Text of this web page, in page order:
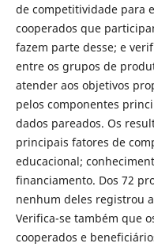
de competitividade para
cooperados que
fazem parte desse; e
entre os grupos de
atender aos objetivos
pelos componentes
dados pareados. Os
principais fatores de
educacional;
financiamento. Dos 72
nenhum deles registrou
Verifica-se também que
cooperados e